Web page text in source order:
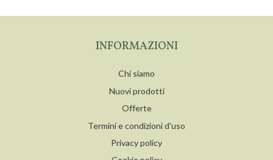
INFORMAZIONI
Chi siamo
Nuovi prodotti
Offerte
Termini e condizioni d'uso
Privacy policy